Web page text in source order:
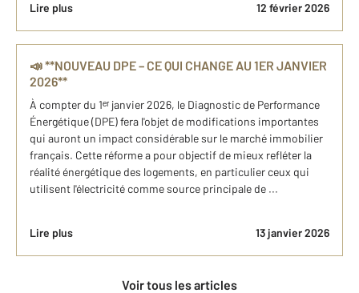
Lire plus 12 février 2026
📣 **NOUVEAU DPE – CE QUI CHANGE AU 1ER JANVIER
2026**
À compter du 1ᵉʳ janvier 2026, le Diagnostic de Performance
Énergétique (DPE) fera l'objet de modifications importantes
qui auront un impact considérable sur le marché immobilier
français. Cette réforme a pour objectif de mieux refléter la
réalité énergétique des logements, en particulier ceux qui
utilisent l'électricité comme source principale de ...
Lire plus 13 janvier 2026
Voir tous les articles